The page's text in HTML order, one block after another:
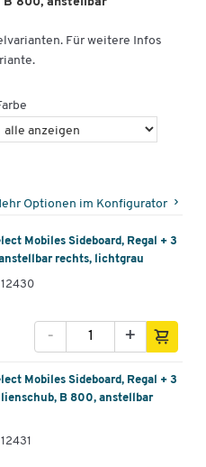
Für weitere Infos
Optionen im Konfigurator
Mobiles Sideboard, Regal + 3
rechts, lichtgrau
+
-
Mobiles Sideboard, Regal + 3
B 800, anstellbar